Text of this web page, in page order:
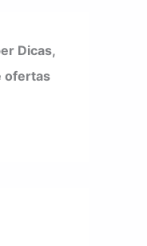
Dicas,
ofertas